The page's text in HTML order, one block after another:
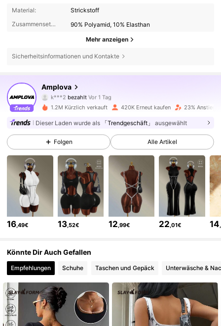
Material:
Strickstoff
Zusammensetzung:
90% Polyamid, 10% Elasthan
Mehr anzeigen
Sicherheitsinformationen und Kontakte
Amplova
4,73
614K Follower
k***2 bezahlt Vor 1 Tag
gefolgt
4,73 614K Follower
614K Follower
4,73 614K Follower
4,73 614K Follower
4,73 614K Follower
4,73 614K Follower
1.2M Kürzlich verkauft 420K Erneut kaufen 23% Anstieg
Dieser Laden wurde als 「Trendgeschäft」 ausgewählt
Folgen Alle Artikel
16 ,49€ 13 ,52€ 12 ,99€ 22 ,01€ 14
Könnte Dir Auch Gefallen
Empfehlungen Schuhe Taschen und Gepäck Unterwäsche &